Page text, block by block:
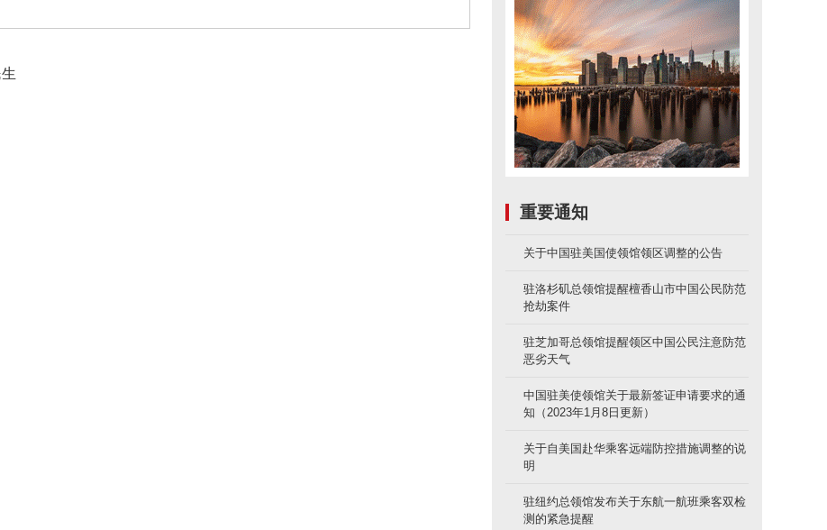
重要通知
关于中国驻美国使领馆领区调整的公告
驻洛杉矶总领馆提醒檀香山市中国公民防范
抢劫案件
驻芝加哥总领馆提醒领区中国公民注意防范
恶劣天气
中国驻美使领馆关于最新签证申请要求的通
知（2023年1月8日更新）
关于自美国赴华乘客远端防控措施调整的说
明
驻纽约总领馆发布关于东航一航班乘客双检
测的紧急提醒